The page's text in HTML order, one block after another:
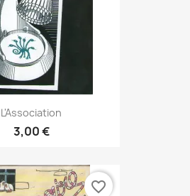
L'Association
3,00 €
favorite_border